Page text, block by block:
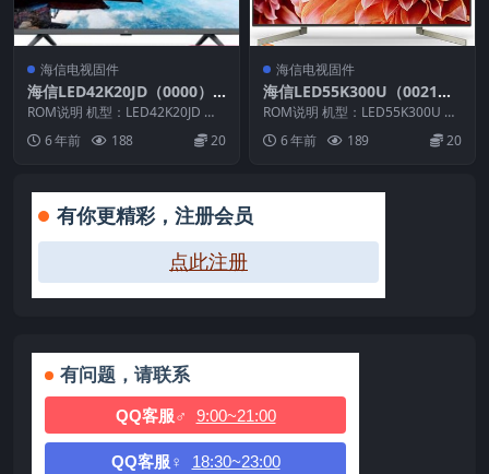
海信电视固件
海信LED42K20JD（0000）B
OM1官方原厂USB刷机电视
固件包
ROM说明 机型：LED42K20JD 固
件版本：（0000） BOM：1 海
信...6 年前 188 20
海信电视固件
海信LED55K300U（0021）
BOM4_C002_20160928官方
原厂USB刷机电视固件包
ROM说明 机型：LED55K300U 固
件版本：（0021） BOM：4 海
信...6 年前 189 20
有你更精彩，注册会员
点此注册
有问题，请联系
QQ客服♂ 9:00~21:00
QQ客服♀ 18:30~23:00